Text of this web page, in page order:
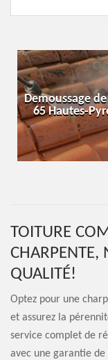
Demoussage
65 Hautes-
TOITURE
CHARPENTE,
QUALITÉ!
Optez pour une
et assurez la
service complet de
avec une garantie